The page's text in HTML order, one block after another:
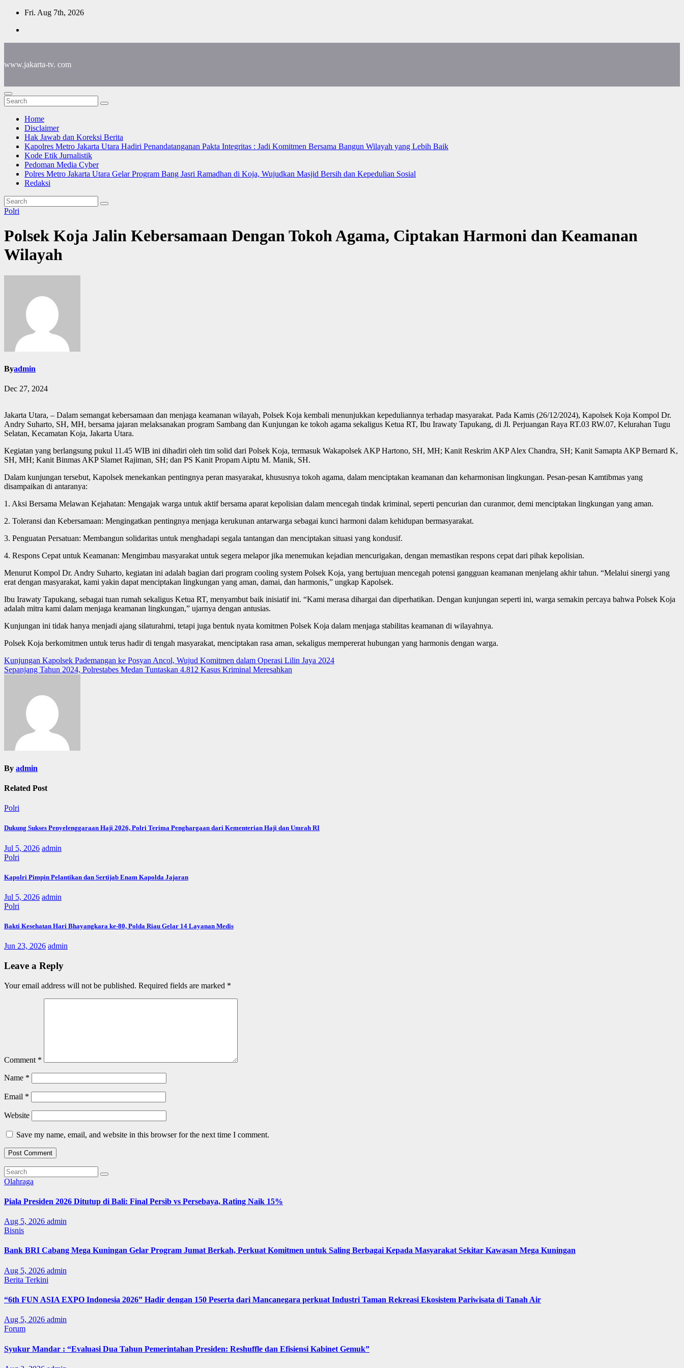
Skip
content
Fri. Aug 7th, 2026
www.jakarta-tv. com
Home
Disclaimer
Hak Jawab dan Koreksi Berita
Kapolres Metro Jakarta Utara Hadiri Penandatanganan Pakta Integritas : Jadi Komitmen Bersama Bangun Wilayah yang Lebih Baik
Kode Etik Jurnalistik
Pedoman Media Cyber
Polres Metro Jakarta Utara Gelar Program Bang Jasri Ramadhan di Koja, Wujudkan Masjid Bersih dan Kepedulian Sosial
Redaksi
Polri
Polsek Koja Jalin Kebersamaan Dengan Tokoh Agama, Ciptakan Harmoni dan Keamanan
Wilayah
Byadmin
Dec 27, 2024
Jakarta Utara, – Dalam semangat kebersamaan dan menjaga keamanan wilayah, Polsek Koja kembali menunjukkan kepeduliannya terhadap masyarakat. Pada Kamis (26/12/2024), Kapolsek Koja Kompol Dr.
Andry Suharto, SH, MH, bersama jajaran melaksanakan program Sambang dan Kunjungan ke tokoh agama sekaligus Ketua RT, Ibu Irawaty Tapukang, di Jl. Perjuangan Raya RT.03 RW.07, Kelurahan Tugu
Selatan, Kecamatan Koja, Jakarta Utara.
Kegiatan yang berlangsung pukul 11.45 WIB ini dihadiri oleh tim solid dari Polsek Koja, termasuk Wakapolsek AKP Hartono, SH, MH; Kanit Reskrim AKP Alex Chandra, SH; Kanit Samapta AKP Bernard K,
SH, MH; Kanit Binmas AKP Slamet Rajiman, SH; dan PS Kanit Propam Aiptu M. Manik, SH.
Dalam kunjungan tersebut, Kapolsek menekankan pentingnya peran masyarakat, khususnya tokoh agama, dalam menciptakan keamanan dan keharmonisan lingkungan. Pesan-pesan Kamtibmas yang
disampaikan di antaranya:
1. Aksi Bersama Melawan Kejahatan: Mengajak warga untuk aktif bersama aparat kepolisian dalam mencegah tindak kriminal, seperti pencurian dan curanmor, demi menciptakan lingkungan yang aman.
2. Toleransi dan Kebersamaan: Mengingatkan pentingnya menjaga kerukunan antarwarga sebagai kunci harmoni dalam kehidupan bermasyarakat.
3. Penguatan Persatuan: Membangun solidaritas untuk menghadapi segala tantangan dan menciptakan situasi yang kondusif.
4. Respons Cepat untuk Keamanan: Mengimbau masyarakat untuk segera melapor jika menemukan kejadian mencurigakan, dengan memastikan respons cepat dari pihak kepolisian.
Menurut Kompol Dr. Andry Suharto, kegiatan ini adalah bagian dari program cooling system Polsek Koja, yang bertujuan mencegah potensi gangguan keamanan menjelang akhir tahun. “Melalui sinergi yang
erat dengan masyarakat, kami yakin dapat menciptakan lingkungan yang aman, damai, dan harmonis,” ungkap Kapolsek.
Ibu Irawaty Tapukang, sebagai tuan rumah sekaligus Ketua RT, menyambut baik inisiatif ini. “Kami merasa dihargai dan diperhatikan. Dengan kunjungan seperti ini, warga semakin percaya bahwa Polsek Koja
adalah mitra kami dalam menjaga keamanan lingkungan,” ujarnya dengan antusias.
Kunjungan ini tidak hanya menjadi ajang silaturahmi, tetapi juga bentuk nyata komitmen Polsek Koja dalam menjaga stabilitas keamanan di wilayahnya.
Polsek Koja berkomitmen untuk terus hadir di tengah masyarakat, menciptakan rasa aman, sekaligus mempererat hubungan yang harmonis dengan warga.
Post
navigation
Kunjungan Kapolsek Pademangan ke Posyan Ancol, Wujud Komitmen dalam Operasi Lilin Jaya 2024
Sepanjang Tahun 2024, Polrestabes Medan Tuntaskan 4.812 Kasus Kriminal Meresahkan
By admin
Related Post
Polri
Dukung Sukses Penyelenggaraan Haji 2026, Polri Terima Penghargaan dari Kementerian Haji dan Umrah RI
Jul 5, 2026 admin
Polri
Kapolri Pimpin Pelantikan dan Sertijab Enam Kapolda Jajaran
Jul 5, 2026 admin
Polri
Bakti Kesehatan Hari Bhayangkara ke-80, Polda Riau Gelar 14 Layanan Medis
Jun 23, 2026 admin
Leave a Reply
Your email address will not be published. Required fields are marked *
Comment *
Name *
Email *
Website
Save my name, email, and website in this browser for the next time I comment.
Olahraga
Piala Presiden 2026 Ditutup di Bali: Final Persib vs Persebaya, Rating Naik 15%
Aug 5, 2026 admin
Bisnis
Bank BRI Cabang Mega Kuningan Gelar Program Jumat Berkah, Perkuat Komitmen untuk Saling Berbagai Kepada Masyarakat Sekitar Kawasan Mega Kuningan
Aug 5, 2026 admin
Berita Terkini
“6th FUN ASIA EXPO Indonesia 2026” Hadir dengan 150 Peserta dari Mancanegara perkuat Industri Taman Rekreasi Ekosistem Pariwisata di Tanah Air
Aug 5, 2026 admin
Forum
Syukur Mandar : “Evaluasi Dua Tahun Pemerintahan Presiden: Reshuffle dan Efisiensi Kabinet Gemuk”